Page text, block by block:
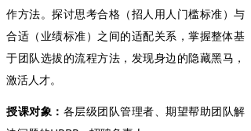
关于我们
购买个人报告
基于团队的选拔
跨部门协同
云课堂
作方法。探讨思考合格（招人用人门槛标准）与
合适（业绩标准）之间的适配关系，掌握整体基
于团队选拔的流程方法，发现身边的隐藏黑马，
激活人才。
授课对象： 各层级团队管理者、期望帮助团队解